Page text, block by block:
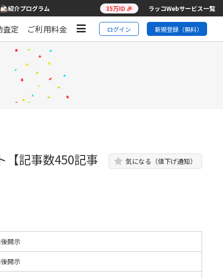
紹介プログラム 35万ID 🎉 ラッコWebサービス一覧
査定 ご利用料金 ログイン 新規登録（無料）
【記事数450記事
気になる（値下げ通知）
開示
開示